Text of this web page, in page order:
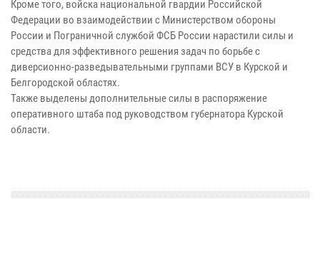
Кроме того, войска национальной гвардии Российской
Федерации во взаимодействии с Министерством обороны
России и Пограничной службой ФСБ России нарастили силы и
средства для эффективного решения задач по борьбе с
диверсионно-разведывательными группами ВСУ в Курской и
Белгородской областях.
Также выделены дополнительные силы в распоряжение
оперативного штаба под руководством губернатора Курской
области.